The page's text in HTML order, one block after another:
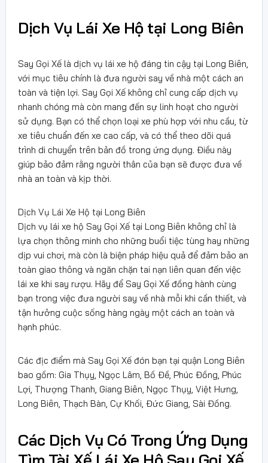
Dịch Vụ Lái Xe Hộ tại Long Biên
Say Gọi Xế là dịch vụ lái xe hộ đáng tin cậy tại Long Biên,
với mục tiêu chính là đưa người say về nhà một cách an
toàn và tiện lợi. Say Gọi Xế không chỉ cung cấp dịch vụ
nhanh chóng mà còn mang đến sự linh hoạt cho người
sử dụng. Bạn có thể chọn loại xe phù hợp với nhu cầu, từ
xe tiêu chuẩn đến xe cao cấp, và có thể theo dõi quá
trình di chuyển trên bản đồ trong ứng dụng. Điều này
giúp bảo đảm rằng người thân của bạn sẽ được đưa về
nhà an toàn và kịp thời.
Dịch Vụ Lái Xe Hộ tại Long Biên
Dịch vụ lái xe hộ Say Gọi Xế tại Long Biên không chỉ là
lựa chọn thông minh cho những buổi tiệc tùng hay những
dịp vui chơi, mà còn là biện pháp hiệu quả để đảm bảo an
toàn giao thông và ngăn chặn tai nạn liên quan đến việc
lái xe khi say rượu. Hãy để Say Gọi Xế đồng hành cùng
bạn trong việc đưa người say về nhà mỗi khi cần thiết, và
tận hưởng cuộc sống hàng ngày một cách an toàn và
hạnh phúc.
Các địc điểm mà Say Gọi Xế đón bạn tại quận Long Biên
bao gồm: Gia Thụy, Ngọc Lâm, Bồ Đề, Phúc Đồng, Phúc
Lợi, Thượng Thanh, Giang Biên, Ngọc Thụy, Việt Hưng,
Long Biên, Thạch Bàn, Cự Khối, Đức Giang, Sài Đồng.
Các Dịch Vụ Có Trong Ứng Dụng